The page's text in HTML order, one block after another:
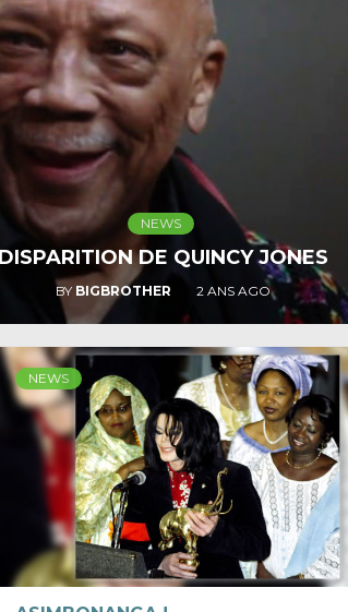
NEWS
MYA SE SOUVIENT DE MICHAEL
BY BIGBROTHER 2 ANS AGO
NEWS